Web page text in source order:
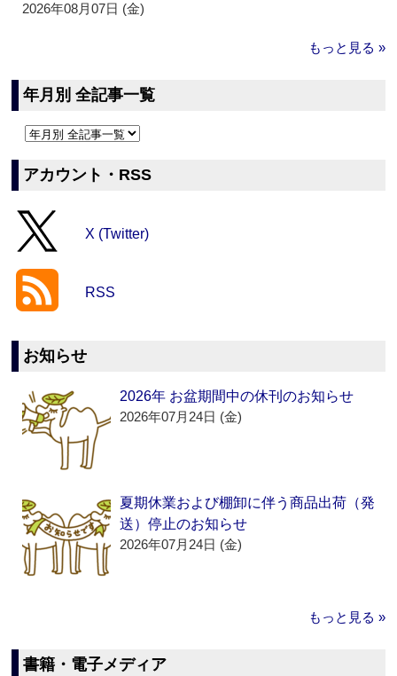
2026年08月07日 (金)
もっと見る »
年月別 全記事一覧
アカウント・RSS
X (Twitter)
RSS
お知らせ
2026年 お盆期間中の休刊のお知らせ
2026年07月24日 (金)
夏期休業および棚卸に伴う商品出荷（発
送）停止のお知らせ
2026年07月24日 (金)
もっと見る »
書籍・電子メディア